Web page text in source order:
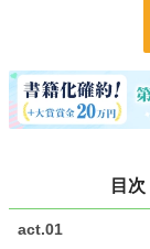
31,416
お気に入り 60
24h.ポイント 0 pt
更新日時
目次
act.01